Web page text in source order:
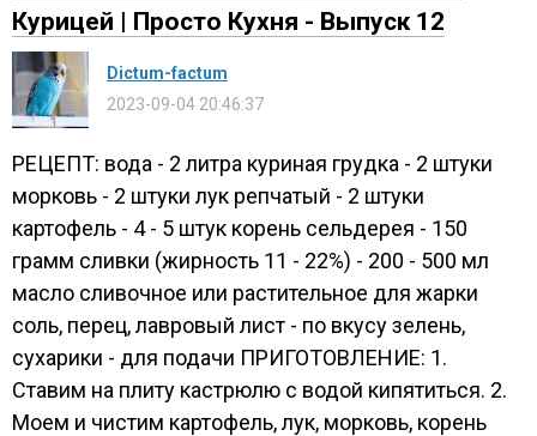
Курицей | Просто Кухня - Выпуск 12
Dictum-factum
2023-09-04 20:46:37
РЕЦЕПТ: вода - 2 литра куриная грудка - 2 штуки
морковь - 2 штуки лук репчатый - 2 штуки
картофель - 4 - 5 штук корень сельдерея - 150
грамм сливки (жирность 11 - 22%) - 200 - 500 мл
масло сливочное или растительное для жарки
соль, перец, лавровый лист - по вкусу зелень,
сухарики - для подачи ПРИГОТОВЛЕНИЕ: 1.
Ставим на плиту кастрюлю с водой кипятиться. 2.
Моем и чистим картофель, лук, морковь, корень